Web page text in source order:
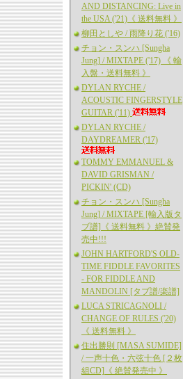
AND DISTANCING: Live in
the USA ('21)《 送料無料 》
柳田としや / 雨降り花 ('16)
チョン・スンハ [Sungha
Jung] / MIXTAPE ('17) 《 輸
入盤・送料無料 》
DYLAN RYCHE /
ACOUSTIC FINGERSTYLE
GUITAR ('11)
DYLAN RYCHE /
DAYDREAMER ('17)
TOMMY EMMANUEL &
DAVID GRISMAN /
PICKIN' (CD)
チョン・スンハ [Sungha
Jung] / MIXTAPE [輸入版タ
ブ譜]《 送料無料 》絶賛発
売中!!!
JOHN HARTFORD'S OLD-
TIME FIDDLE FAVORITES
- FOR FIDDLE AND
MANDOLIN [タブ譜/楽譜]
LUCA STRICAGNOLI /
CHANGE OF RULES ('20)
《 送料無料 》
住出勝則 [MASA SUMIDE]
/ 一声十色・六弦十色 [２枚
組CD]《 絶賛発売中 》